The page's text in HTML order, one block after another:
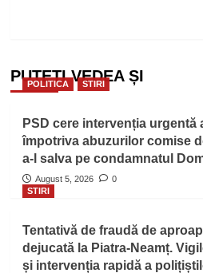
PUTEȚI VEDEA ȘI
POLITICA STIRI
PSD cere intervenția
împotriva abuzurilor comise
a-l salva pe condamnatul
August 5, 2026
0
STIRI
Tentativă de fraudă de
dejucată la Piatra-Neamț.
și intervenția rapidă a